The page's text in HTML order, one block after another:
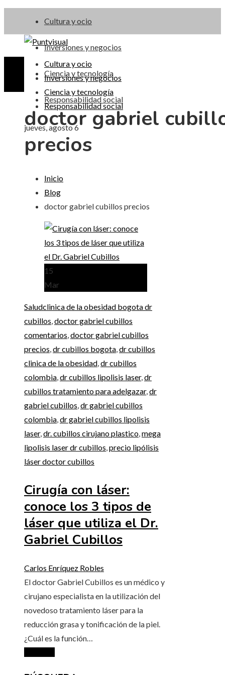
Cultura y ocio
Inversiones y negocios
Ciencia y tecnología
Responsabilidad social
jueves, agosto 6
Cultura y ocio
Inversiones y negocios
Ciencia y tecnología
Responsabilidad social
doctor gabriel
precios
Inicio
Blog
doctor gabriel cubillos precios
15
Mar
Saludclinica de la obesidad bogota dr
cubillos doctor gabriel cubillos
comentarios doctor gabriel cubillos
precios dr cubillos bogota dr cubillos
clinica de la obesidad dr cubillos
colombia dr cubillos lipolisis laser, dr
cubillos tratamiento para adelgazar, dr
gabriel cubillos dr gabriel cubillos
colombia dr gabriel cubillos lipolisis
laser, dr. cubillos cirujano plastico mega
lipolisis laser dr cubillos precio lipólisis
láser doctor cubillos
Cirugía con láser:
conoce los 3 tipos de
láser que utiliza el Dr.
Gabriel Cubillos
Carlos Enríquez Robles
El doctor Gabriel Cubillos es un médico y
cirujano especialista en la utilización del
novedoso tratamiento láser para la
reducción grasa y tonificación de la piel.
¿Cuál es la función…